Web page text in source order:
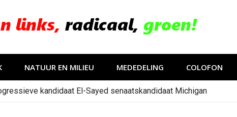
NATUUR EN MILIEU MEDEDELING COLOFON
kandidaat El-Sayed senaatskandidaat Michigan